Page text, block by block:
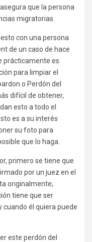
que la persona
migratorias.
con una persona
de un caso de hace
prácticamente es
para limpiar el
o Perdón del
difícil de obtener,
esto a todo el
es a su interés
su foto para
que lo haga.
primero se tiene que
por un juez en el
originalmente;
tiene que ser
cuando él quiera puede
este perdón del